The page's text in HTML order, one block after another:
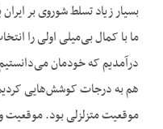
بسیار زیاد تسلط شوروی بر
ما با کمال بی‌میلی اولی را
درآمدیم که خودمان
هم به درجات کوشش‌هایی
موقعیت متزلزلی بود.